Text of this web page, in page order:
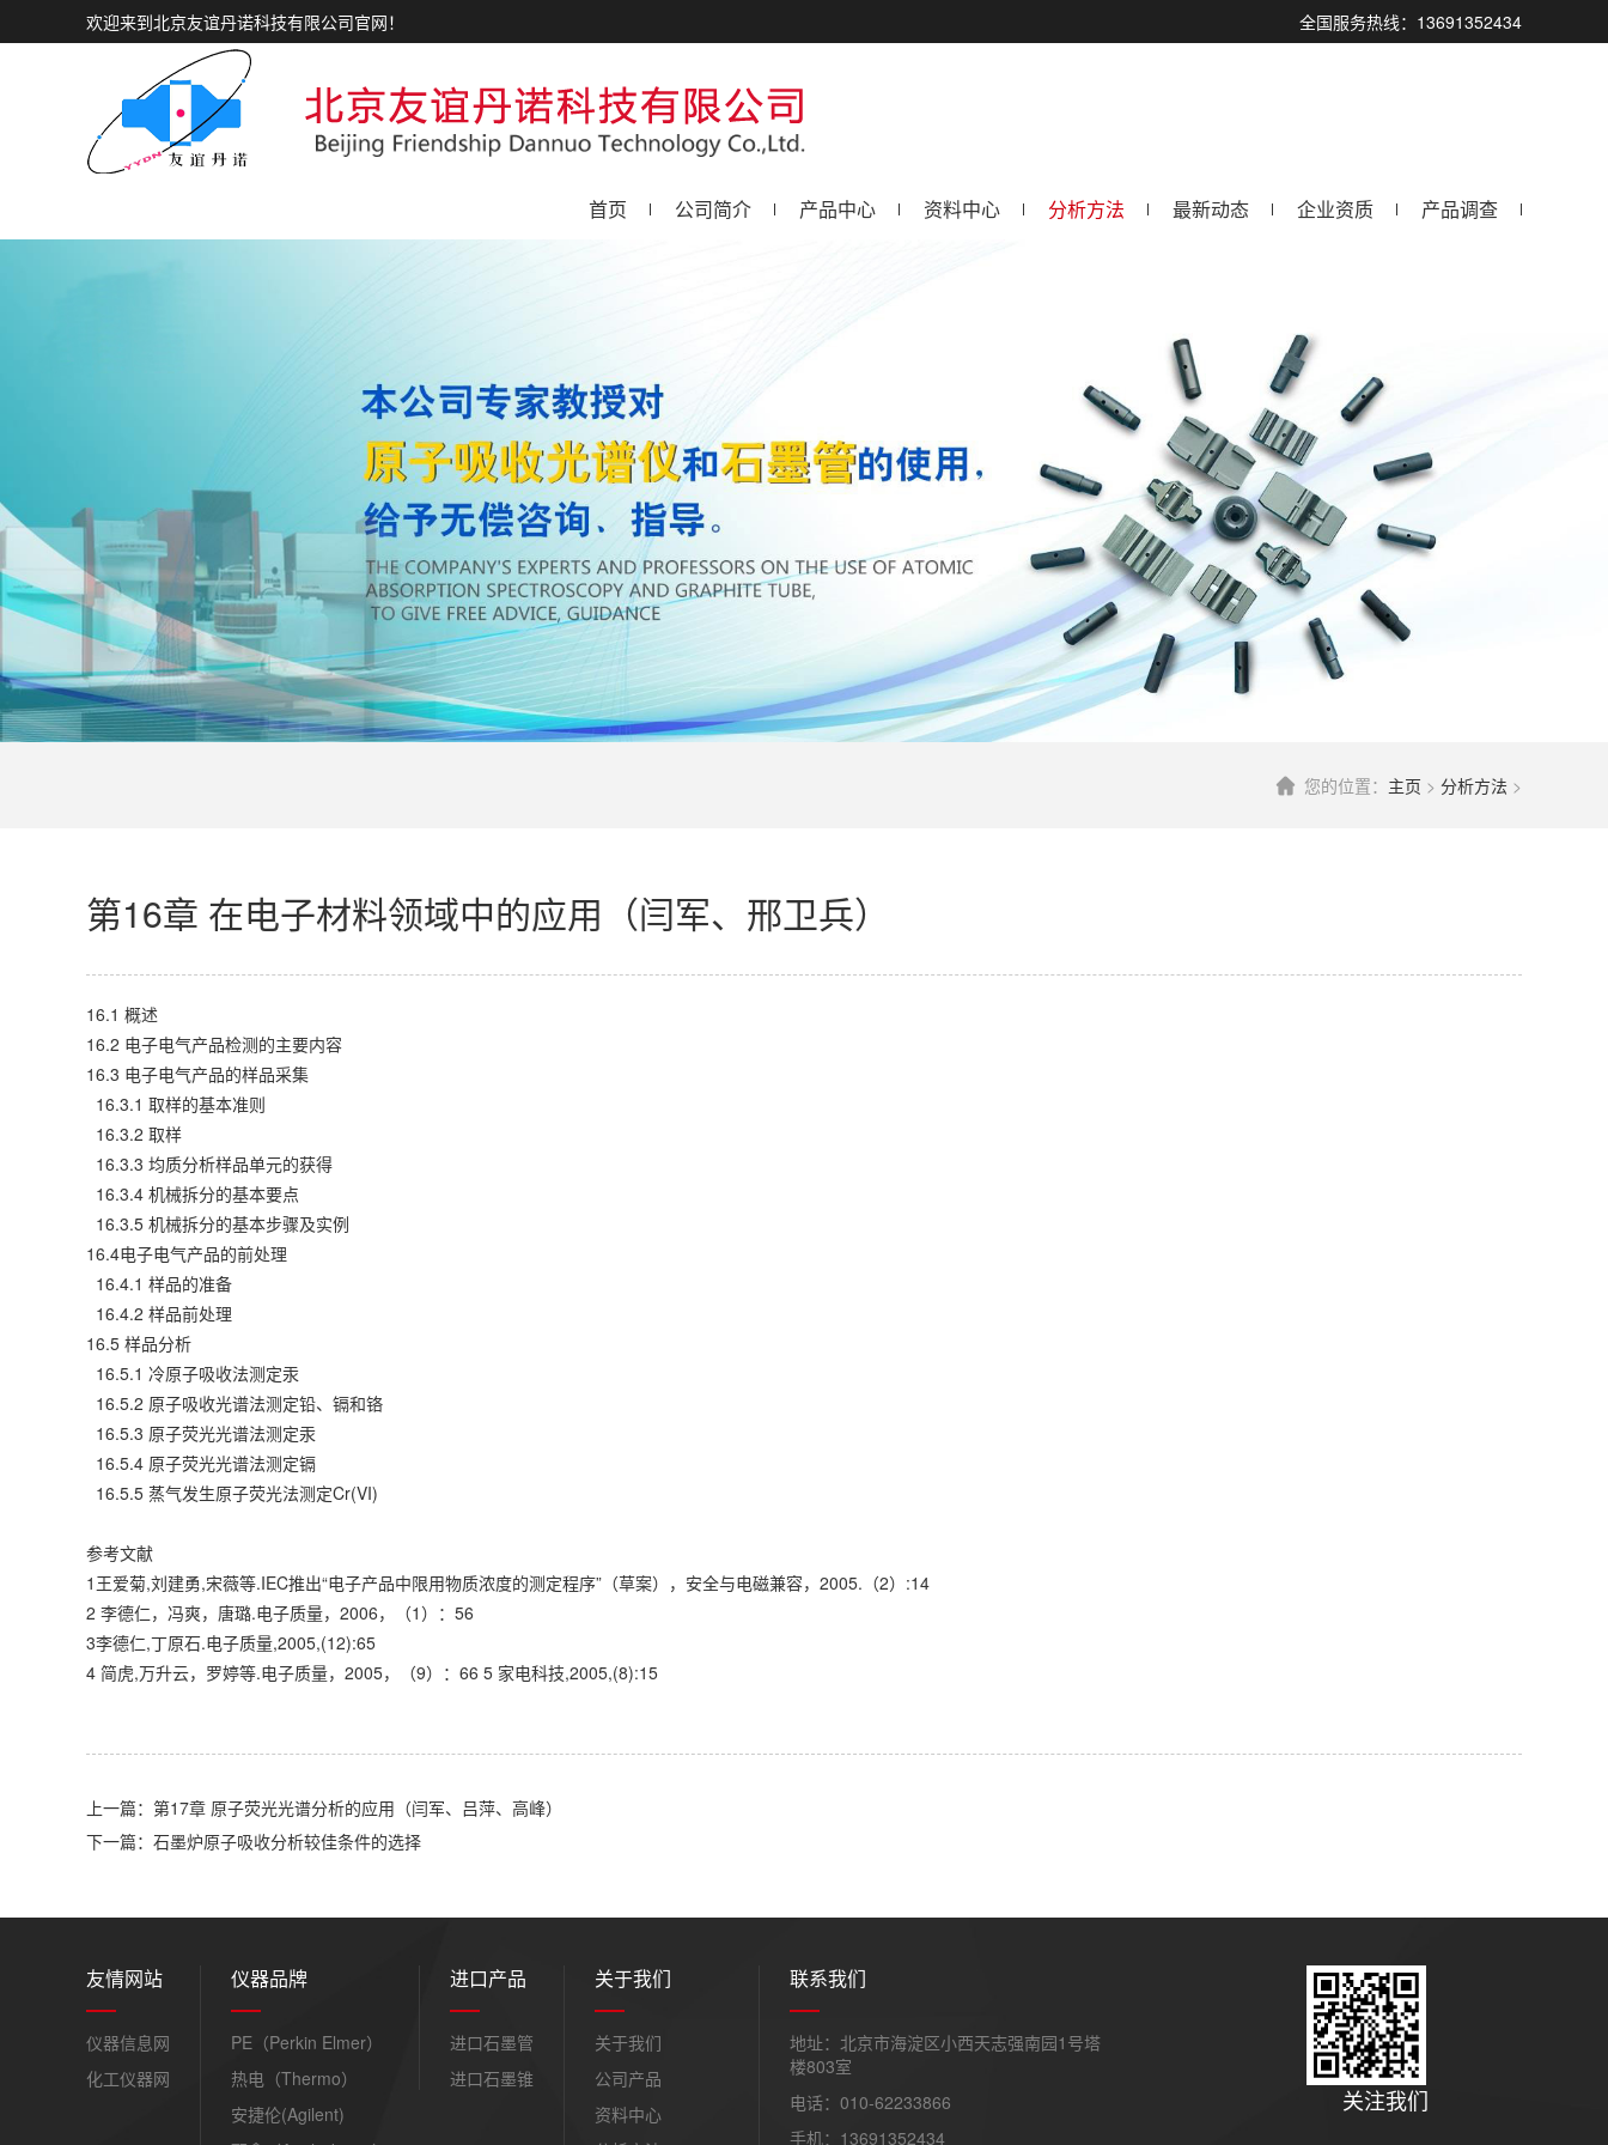
全国服务热线：13691352434
欢迎来到北京友谊丹诺科技有限公司官网！
首页 公司简介 产品中心 资料中心 分析方法 最新动态 企业资质 产品调查
您的位置： 主页 > 分析方法 >
第16章 在电子材料领域中的应用（闫军、邢卫兵）
16.1 概述
16.2 电子电气产品检测的主要内容
16.3 电子电气产品的样品采集
16.3.1 取样的基本准则
16.3.2 取样
16.3.3 均质分析样品单元的获得
16.3.4 机械拆分的基本要点
16.3.5 机械拆分的基本步骤及实例
16.4电子电气产品的前处理
16.4.1 样品的准备
16.4.2 样品前处理
16.5 样品分析
16.5.1 冷原子吸收法测定汞
16.5.2 原子吸收光谱法测定铅、镉和铬
16.5.3 原子荧光光谱法测定汞
16.5.4 原子荧光光谱法测定镉
16.5.5 蒸气发生原子荧光法测定Cr(VI)
参考文献
1王爱菊,刘建勇,宋薇等.IEC推出“电子产品中限用物质浓度的测定程序”（草案），安全与电磁兼容，2005.（2）:14
2 李德仁，冯爽，唐璐.电子质量，2006，（1）：56
3李德仁,丁原石.电子质量,2005,(12):65
4 简虎,万升云，罗婷等.电子质量，2005，（9）：66 5 家电科技,2005,(8):15
上一篇：第17章 原子荧光光谱分析的应用（闫军、吕萍、高峰）
下一篇：石墨炉原子吸收分析较佳条件的选择
友情网站
仪器信息网
化工仪器网
仪器品牌
PE（Perkin Elmer）
热电（Thermo）
安捷伦(Agilent)
进口产品
进口石墨管
进口石墨锥
关于我们
关于我们
公司产品
资料中心
联系我们
地址：北京市海淀区小西天志强南园1号塔
楼803室
电话：010-62233866
手机：13691352434
关注我们